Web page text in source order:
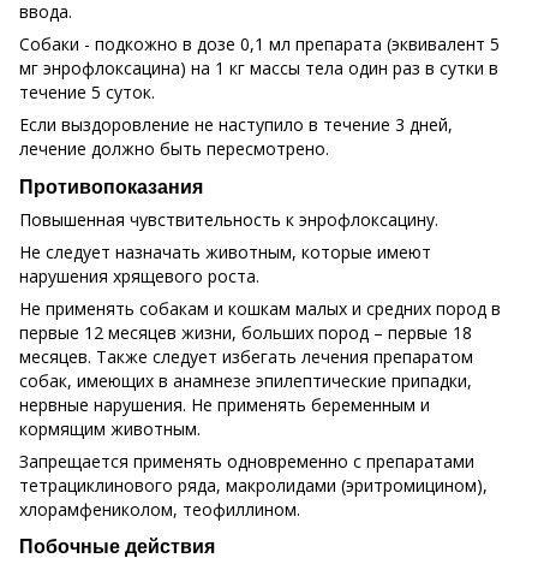
ввода.
Собаки - подкожно в дозе 0,1 мл препарата (эквивалент 5
мг энрофлоксацина) на 1 кг массы тела один раз в сутки в
течение 5 суток.
Если выздоровление не наступило в течение 3 дней,
лечение должно быть пересмотрено.
Противопоказания
Повышенная чувствительность к энрофлоксацину.
Не следует назначать животным, которые имеют
нарушения хрящевого роста.
Не применять собакам и кошкам малых и средних пород в
первые 12 месяцев жизни, больших пород – первые 18
месяцев. Также следует избегать лечения препаратом
собак, имеющих в анамнезе эпилептические припадки,
нервные нарушения. Не применять беременным и
кормящим животным.
Запрещается применять одновременно с препаратами
тетрациклинового ряда, макролидами (эритромицином),
хлорамфениколом, теофиллином.
Побочные действия